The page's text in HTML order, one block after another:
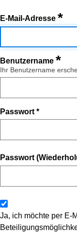
E-Mail-Adresse *
Benutzername *
Ihr Benutzername
Passwort *
Passwort
Ja, ich möchte per E-